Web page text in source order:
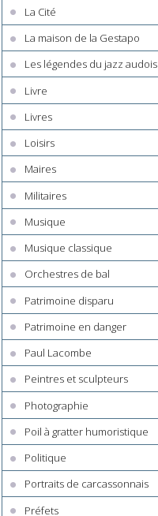
La Cité
La maison de la Gestapo
Les légendes du jazz audois
Livre
Livres
Loisirs
Maires
Militaires
Musique
Musique classique
Orchestres de bal
Patrimoine disparu
Patrimoine en danger
Paul Lacombe
Peintres et sculpteurs
Photographie
Poil à gratter humoristique
Politique
Portraits de carcassonnais
Préfets